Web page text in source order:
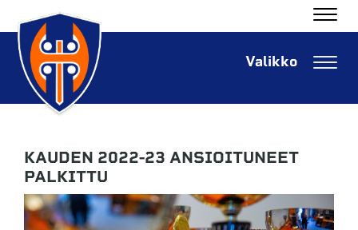
KAUDEN 2022-23 ANSIOITUNEET
PALKITTU